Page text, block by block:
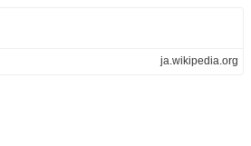
ja.wikipedia.org